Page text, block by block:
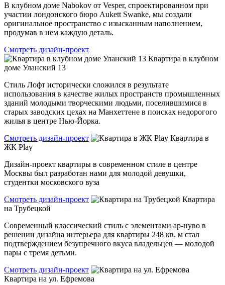
В клубном доме Nabokov от Vesper, спроектированном при
участии лондонского бюро Aukett Swanke, мы создали
оригинальное пространство с изысканным наполнением,
продумав в нем каждую деталь.
Смотреть дизайн-проект
Квартира в клубном
доме Уланский 13
Стиль Лофт исторически сложился в результате
использования в качестве жилых пространств промышленных
зданий молодыми творческими людьми, поселившимися в
старых заводских цехах на Манхеттене в поисках недорогого
жилья в центре Нью-Йорка.
Смотреть дизайн-проект
Квартира в
ЖК Play
Дизайн-проект квартиры в современном стиле в центре
Москвы был разработан нами для молодой девушки,
студентки московского вуза
Смотреть дизайн-проект
Квартира
на Трубецкой
Современный классический стиль с элементами ар-нуво в
решении дизайна интерьера для квартиры 248 кв. м стал
подтверждением безупречного вкуса владельцев — молодой
пары с тремя детьми.
Смотреть дизайн-проект
Квартира на ул. Ефремова